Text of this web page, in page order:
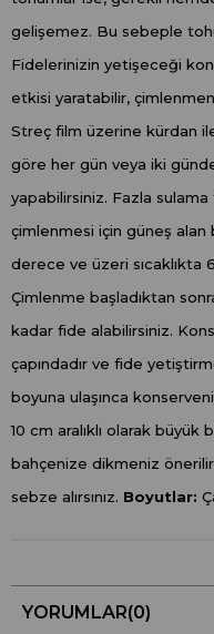
gelişemez. Bu sebeple
Fidelerinizin yetişeceği
etkisi yaratabilir,
Streç film üzerine kürdan
göre her gün veya iki
yapabilirsiniz. Fazla
çimlenmesi için güneş
derece ve üzeri sıcaklıkta
Çimlenme başladıktan
kadar fide alabilirsiniz.
çapındadır ve fide
boyuna ulaşınca
10 cm aralıklı olarak büyük
bahçenize dikmeniz
sebze alırsınız. Boyutlar:
YORUMLAR(0)